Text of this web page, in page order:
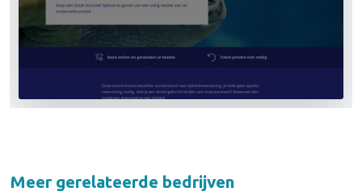
Meer gerelateerde bedrijven